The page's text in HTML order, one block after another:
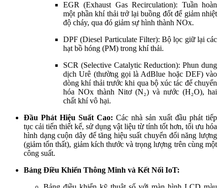
EGR (Exhaust Gas Recirculation): Tuần hoàn
một phần khí thải trở lại buồng đốt để giảm nhiệt
độ cháy, qua đó giảm sự hình thành NOx.
DPF (Diesel Particulate Filter): Bộ lọc giữ lại các
hạt bồ hóng (PM) trong khí thải.
SCR (Selective Catalytic Reduction): Phun dung
dịch Urê (thường gọi là AdBlue hoặc DEF) vào
dòng khí thải trước khi qua bộ xúc tác để chuyển
hóa NOx thành Nitơ (N₂) và nước (H₂O), hai
chất khí vô hại.
Đầu Phát Hiệu Suất Cao: Các nhà sản xuất đầu phát tiếp
tục cải tiến thiết kế, sử dụng vật liệu từ tính tốt hơn, tối ưu hóa
hình dạng cuộn dây để tăng hiệu suất chuyển đổi năng lượng
(giảm tổn thất), giảm kích thước và trọng lượng trên cùng một
công suất.
Bảng Điều Khiển Thông Minh và Kết Nối IoT: